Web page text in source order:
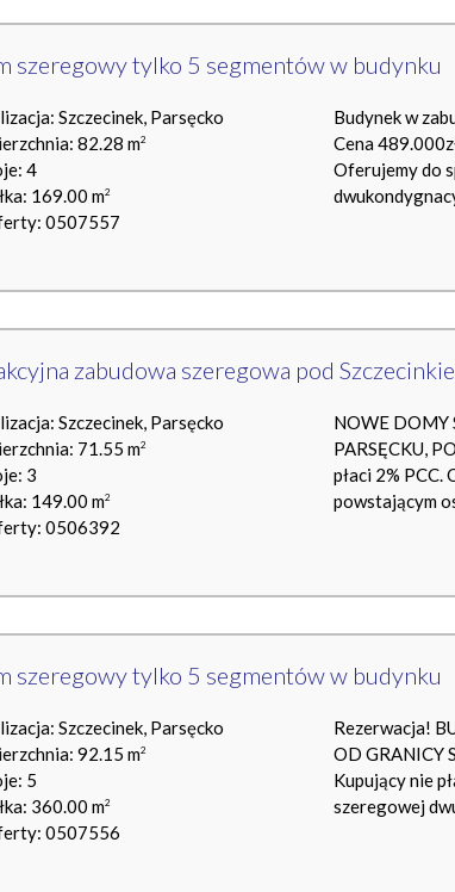
szeregowy tylko 5 segmentów w budynku
Szczecinek, Parsęcko
82.28 m2
4
169.00 m2
0507557
Budynek w
Cena
Oferujemy do
zabudowa szeregowa pod
Szczecinek, Parsęcko
71.55 m2
3
149.00 m2
0506392
NOWE DOMY
PARSĘCKU,
płaci 2%
powstającym
szeregowy tylko 5 segmentów w budynku
Szczecinek, Parsęcko
92.15 m2
5
360.00 m2
0507556
Rezerwacja!
OD GRANICY
Kupujący nie
szeregowej